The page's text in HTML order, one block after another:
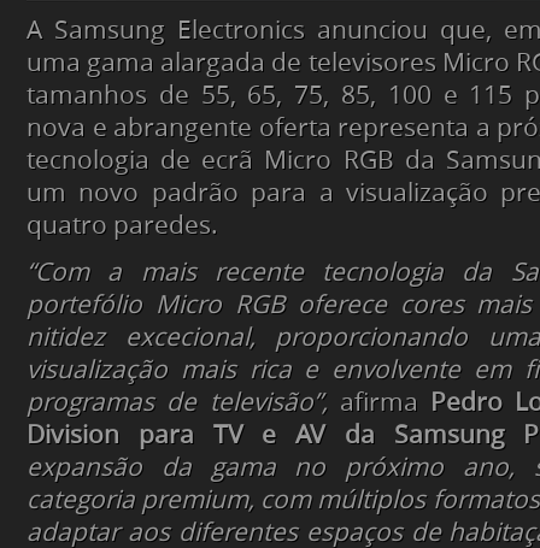
A Samsung Electronics anunciou que,
uma gama alargada de televisores Micro
tamanhos de 55, 65, 75, 85, 100 e 115
nova e abrangente oferta representa a
tecnologia de ecrã Micro RGB da
um novo padrão para a visualização
quatro paredes.
“Com a mais recente tecnologia da
portefólio Micro RGB oferece cores
nitidez excecional, proporcionando
visualização mais rica e envolvente em
programas de televisão”,afirma
Pedro
Division para TV e AV da Samsung
expansão da gama no próximo ano,
categoria premium, com múltiplos
adaptar aos diferentes espaços de